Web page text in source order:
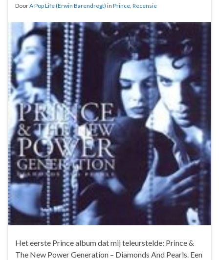
DoorA Pop Life (Erwin Barendregt) in Prince, Recensie
Het eerste Prince album dat mij teleurstelde: Prince &
The New Power Generation – Diamonds And Pearls. Een